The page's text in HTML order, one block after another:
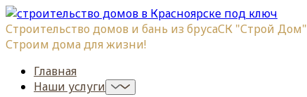
Строительство домов и бань из брусаСК "Строй Дом"
Строим дома для жизни!
Главная
Наши услуги